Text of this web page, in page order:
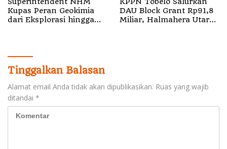
Kupas Peran Geokimia
dari Eksplorasi hingga
DAU Block Grant Rp91,8
Miliar, Halmahera Utara
Tinggalkan Balasan
Alamat email Anda tidak akan dipublikasikan. Ruas yang wajib
ditandai *